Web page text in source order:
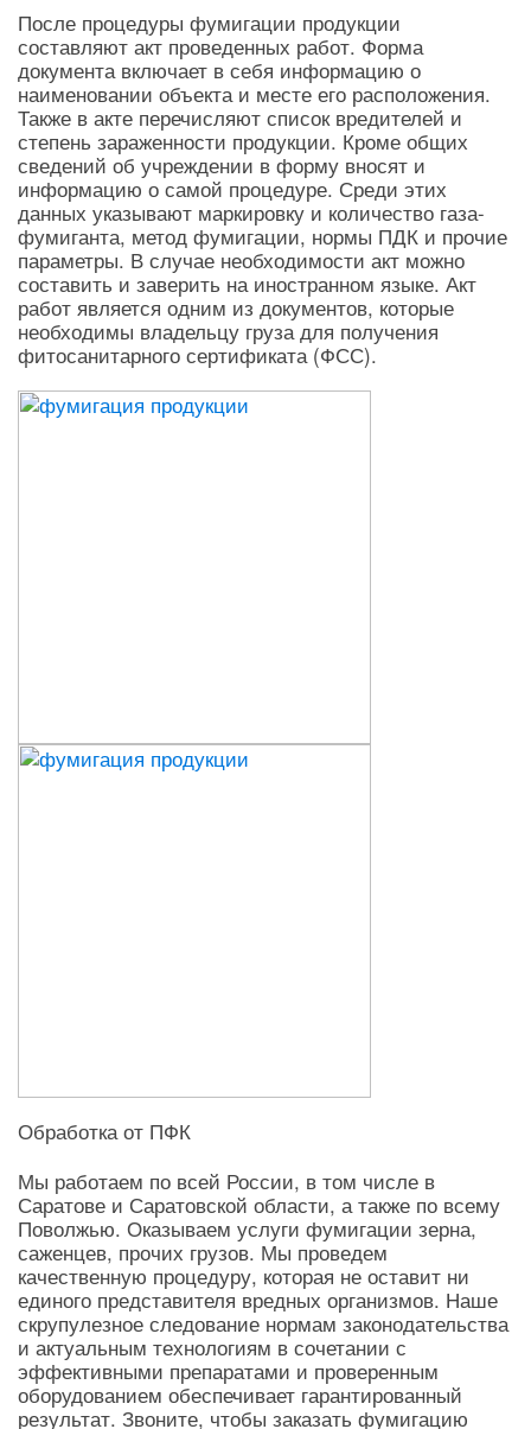
После процедуры фумигации продукции
составляют акт проведенных работ. Форма
документа включает в себя информацию о
наименовании объекта и месте его расположения.
Также в акте перечисляют список вредителей и
степень зараженности продукции. Кроме общих
сведений об учреждении в форму вносят и
информацию о самой процедуре. Среди этих
данных указывают маркировку и количество газа-
фумиганта, метод фумигации, нормы ПДК и прочие
параметры. В случае необходимости акт можно
составить и заверить на иностранном языке. Акт
работ является одним из документов, которые
необходимы владельцу груза для получения
фитосанитарного сертификата (ФСС).
Обработка от ПФК
Мы работаем по всей России, в том числе в
Саратове и Саратовской области, а также по всему
Поволжью. Оказываем услуги фумигации зерна,
саженцев, прочих грузов. Мы проведем
качественную процедуру, которая не оставит ни
единого представителя вредных организмов. Наше
скрупулезное следование нормам законодательства
и актуальным технологиям в сочетании с
эффективными препаратами и проверенным
оборудованием обеспечивает гарантированный
результат. Звоните, чтобы заказать фумигацию